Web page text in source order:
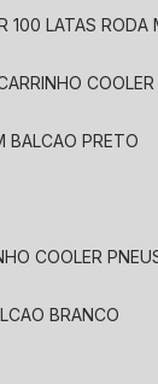
100 LATAS
CARRINHO
BALCAO PRETO
COOLER
BRANCO